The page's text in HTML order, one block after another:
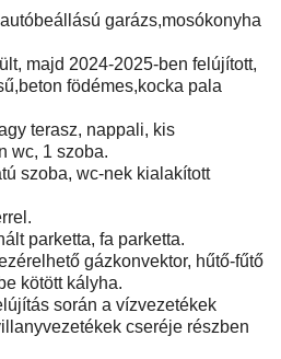
garázs,mosókonyha
majd 2024-2025-ben felújított,
födémes,kocka pala
terasz, nappali, kis
wc, 1 szoba.
szoba, wc-nek kialakított
parketta, fa parketta.
gázkonvektor, hűtő-fűtő
kötött kályha.
során a vízvezetékek
cseréje részben